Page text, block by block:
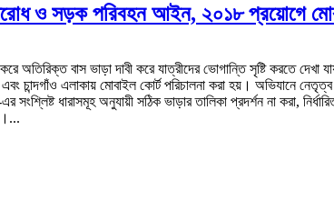
ও সড়ক পরিবহন আইন, ২০১৮ প্রয়োগে
বাস ভাড়া দাবী করে যাত্রীদের ভোগান্তি সৃষ্টি করতে দেখা
চান্দগাঁও এলাকায় মোবাইল কোর্ট পরিচালনা করা হয়। অভিযানে
ধারাসমূহ অনুযায়ী সঠিক ভাড়ার তালিকা প্রদর্শন না করা,